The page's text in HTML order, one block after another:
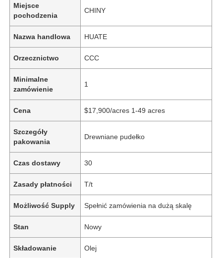
Miejsce
pochodzenia
CHINY
Nazwa handlowa HUATE
Orzecznictwo CCC
Minimalne
zamówienie
1
Cena $17,900/acres 1-49 acres
Szczegóły
pakowania
Drewniane pudełko
Czas dostawy 30
Zasady płatności T/t
Możliwość Supply Spełnić zamówienia na dużą skalę
Stan Nowy
Składowanie Olej